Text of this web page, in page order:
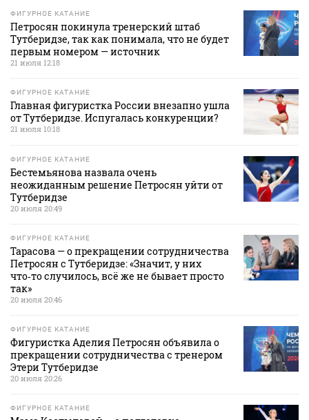
ФИГУРНОЕ КАТАНИЕ
Петросян покинула тренерский штаб
Тутберидзе, так как понимала, что не будет
первым номером — источник
21 июля 12:18
ФИГУРНОЕ КАТАНИЕ
Главная фигуристка России внезапно ушла
от Тутберидзе. Испугалась конкуренции?
21 июля 10:18
ФИГУРНОЕ КАТАНИЕ
Бестемьянова назвала очень
неожиданным решение Петросян уйти от
Тутберидзе
20 июля 20:49
ФИГУРНОЕ КАТАНИЕ
Тарасова — о прекращении сотрудничества
Петросян с Тутберидзе: «Значит, у них
что‑то случилось, всё же не бывает просто
так»
20 июля 20:46
ФИГУРНОЕ КАТАНИЕ
Фигуристка Аделия Петросян объявила о
прекращении сотрудничества с тренером
Этери Тутберидзе
20 июля 20:26
ФИГУРНОЕ КАТАНИЕ